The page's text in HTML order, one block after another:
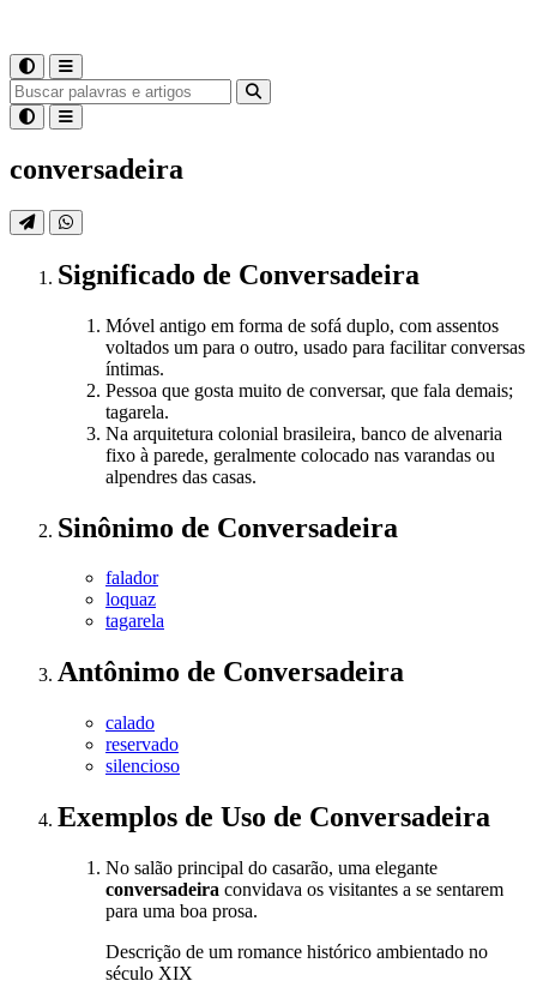
conversadeira
Significado de Conversadeira
Móvel antigo em forma de sofá duplo, com assentos
voltados um para o outro, usado para facilitar conversas
íntimas.
Pessoa que gosta muito de conversar, que fala demais;
tagarela.
Na arquitetura colonial brasileira, banco de alvenaria
fixo à parede, geralmente colocado nas varandas ou
alpendres das casas.
Sinônimo de Conversadeira
falador
loquaz
tagarela
Antônimo de Conversadeira
calado
reservado
silencioso
Exemplos de Uso de Conversadeira
No salão principal do casarão, uma elegante
conversadeira convidava os visitantes a se sentarem
para uma boa prosa.
Descrição de um romance histórico ambientado no
século XIX